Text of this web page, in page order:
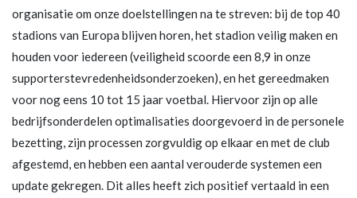
organisatie om onze doelstellingen na te streven: bij de top 40
stadions van Europa blijven horen, het stadion veilig maken en
houden voor iedereen (veiligheid scoorde een 8,9 in onze
supporterstevredenheidsonderzoeken), en het gereedmaken
voor nog eens 10 tot 15 jaar voetbal. Hiervoor zijn op alle
bedrijfsonderdelen optimalisaties doorgevoerd in de personele
bezetting, zijn processen zorgvuldig op elkaar en met de club
afgestemd, en hebben een aantal verouderde systemen een
update gekregen. Dit alles heeft zich positief vertaald in een